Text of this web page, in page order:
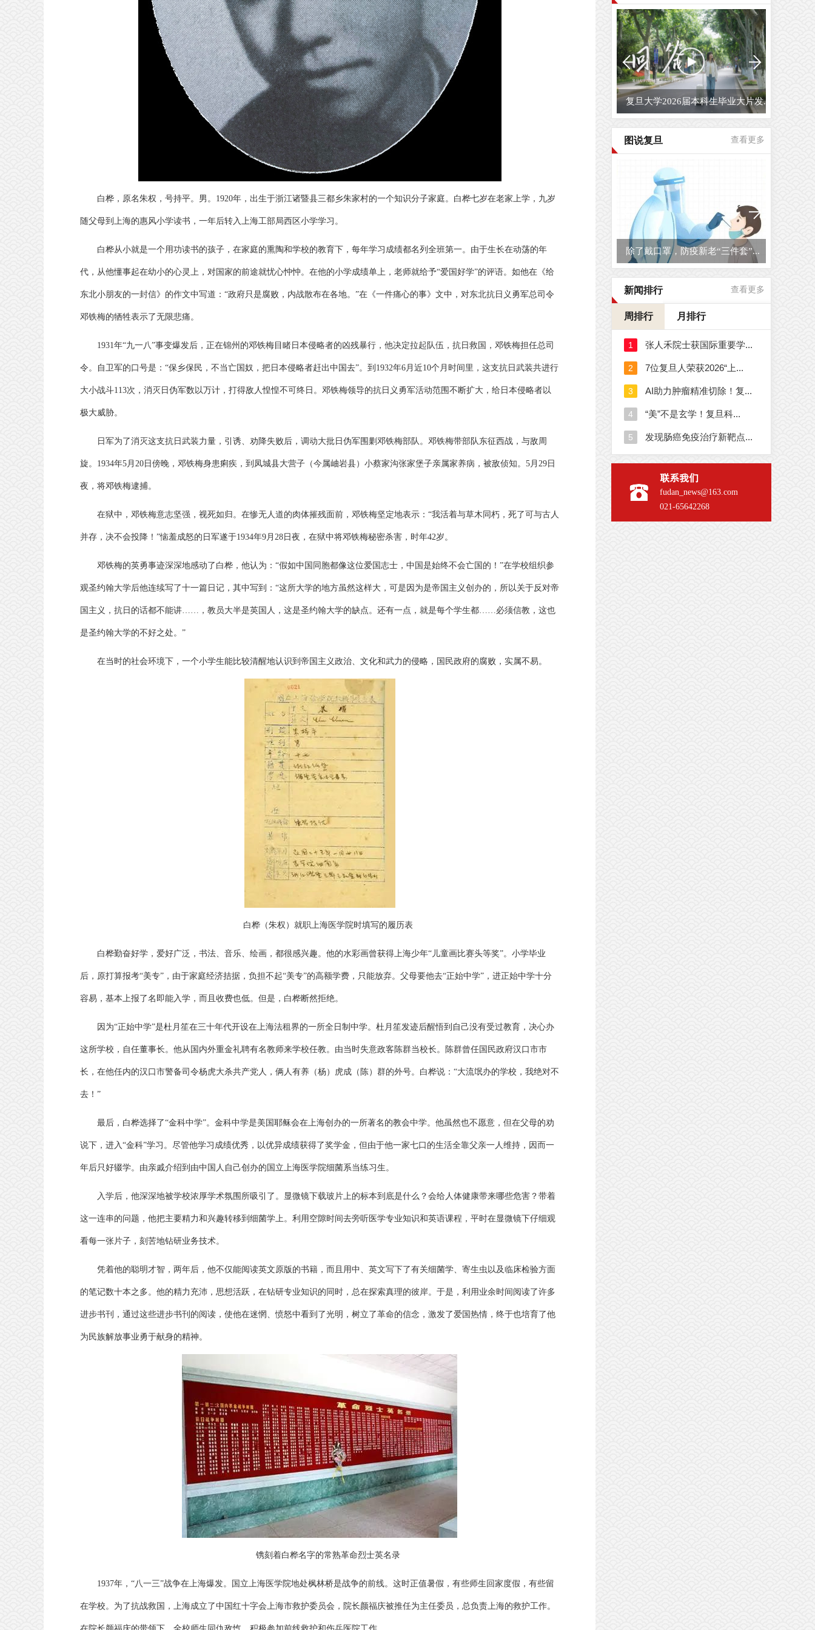
白桦，原名朱权，号持平。男。1920年，出生于浙江诸暨县三都乡朱家村的一个知识分子家庭。白桦七岁在老家上学，九岁
随父母到上海的惠风小学读书，一年后转入上海工部局西区小学学习。
白桦从小就是一个用功读书的孩子，在家庭的熏陶和学校的教育下，每年学习成绩都名列全班第一。由于生长在动荡的年
代，从他懂事起在幼小的心灵上，对国家的前途就忧心忡忡。在他的小学成绩单上，老师就给予“爱国好学”的评语。如他在《给
东北小朋友的一封信》的作文中写道：“政府只是腐败，内战散布在各地。”在《一件痛心的事》文中，对东北抗日义勇军总司令
邓铁梅的牺牲表示了无限悲痛。
1931年“九一八”事变爆发后，正在锦州的邓铁梅目睹日本侵略者的凶残暴行，他决定拉起队伍，抗日救国，邓铁梅担任总司
令。自卫军的口号是：“保乡保民，不当亡国奴，把日本侵略者赶出中国去”。到1932年6月近10个月时间里，这支抗日武装共进行
大小战斗113次，消灭日伪军数以万计，打得敌人惶惶不可终日。邓铁梅领导的抗日义勇军活动范围不断扩大，给日本侵略者以
极大威胁。
日军为了消灭这支抗日武装力量，引诱、劝降失败后，调动大批日伪军围剿邓铁梅部队。邓铁梅带部队东征西战，与敌周
旋。1934年5月20日傍晚，邓铁梅身患痢疾，到凤城县大营子（今属岫岩县）小蔡家沟张家堡子亲属家养病，被敌侦知。5月29日
夜，将邓铁梅逮捕。
在狱中，邓铁梅意志坚强，视死如归。在惨无人道的肉体摧残面前，邓铁梅坚定地表示：“我活着与草木同朽，死了可与古人
并存，决不会投降！”恼羞成怒的日军遂于1934年9月28日夜，在狱中将邓铁梅秘密杀害，时年42岁。
邓铁梅的英勇事迹深深地感动了白桦，他认为：“假如中国同胞都像这位爱国志士，中国是始终不会亡国的！”在学校组织参
观圣约翰大学后他连续写了十一篇日记，其中写到：“这所大学的地方虽然这样大，可是因为是帝国主义创办的，所以关于反对帝
国主义，抗日的话都不能讲……，教员大半是英国人，这是圣约翰大学的缺点。还有一点，就是每个学生都……必须信教，这也
是圣约翰大学的不好之处。”
在当时的社会环境下，一个小学生能比较清醒地认识到帝国主义政治、文化和武力的侵略，国民政府的腐败，实属不易。
白桦（朱权）就职上海医学院时填写的履历表
白桦勤奋好学，爱好广泛，书法、音乐、绘画，都很感兴趣。他的水彩画曾获得上海少年“儿童画比赛头等奖”。小学毕业
后，原打算报考“美专”，由于家庭经济拮据，负担不起“美专”的高额学费，只能放弃。父母要他去“正始中学”，进正始中学十分
容易，基本上报了名即能入学，而且收费也低。但是，白桦断然拒绝。
因为“正始中学”是杜月笙在三十年代开设在上海法租界的一所全日制中学。杜月笙发迹后醒悟到自己没有受过教育，决心办
这所学校，自任董事长。他从国内外重金礼聘有名教师来学校任教。由当时失意政客陈群当校长。陈群曾任国民政府汉口市市
长，在他任内的汉口市警备司令杨虎大杀共产党人，俩人有养（杨）虎成（陈）群的外号。白桦说：“大流氓办的学校，我绝对不
去！”
最后，白桦选择了“金科中学”。金科中学是美国耶稣会在上海创办的一所著名的教会中学。他虽然也不愿意，但在父母的劝
说下，进入“金科”学习。尽管他学习成绩优秀，以优异成绩获得了奖学金，但由于他一家七口的生活全靠父亲一人维持，因而一
年后只好辍学。由亲戚介绍到由中国人自己创办的国立上海医学院细菌系当练习生。
入学后，他深深地被学校浓厚学术氛围所吸引了。显微镜下载玻片上的标本到底是什么？会给人体健康带来哪些危害？带着
这一连串的问题，他把主要精力和兴趣转移到细菌学上。利用空隙时间去旁听医学专业知识和英语课程，平时在显微镜下仔细观
看每一张片子，刻苦地钻研业务技术。
凭着他的聪明才智，两年后，他不仅能阅读英文原版的书籍，而且用中、英文写下了有关细菌学、寄生虫以及临床检验方面
的笔记数十本之多。他的精力充沛，思想活跃，在钻研专业知识的同时，总在探索真理的彼岸。于是，利用业余时间阅读了许多
进步书刊，通过这些进步书刊的阅读，使他在迷惘、愤怒中看到了光明，树立了革命的信念，激发了爱国热情，终于也培育了他
为民族解放事业勇于献身的精神。
镌刻着白桦名字的常熟革命烈士英名录
1937年，“八一三”战争在上海爆发。国立上海医学院地处枫林桥是战争的前线。这时正值暑假，有些师生回家度假，有些留
在学校。为了抗战救国，上海成立了中国红十字会上海市救护委员会，院长颜福庆被推任为主任委员，总负责上海的救护工作。
复旦大学2026届毕业生原创毕业MV...
图说复旦 查看更多
复旦大学校园开放日
新闻排行 查看更多
周排行 月排行
联系我们
fudan_news@163.com
021-65642268